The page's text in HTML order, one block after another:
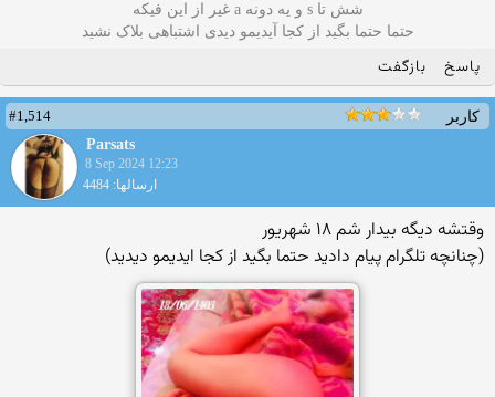
شش تا s و یه دونه a غیر از این فیکه
حتما حتما بگید از کجا آیدیمو دیدی اشتباهی بلاک نشید
پاسخ بازگفت
کاربر
#1,514
Parsats
8 Sep 2024 12:23
ارسالها: 4484
وقتشه دیگه بیدار شم ۱۸ شهریور
(چنانچه تلگرام پیام دادید حتما بگید از کجا ایدیمو دیدید)